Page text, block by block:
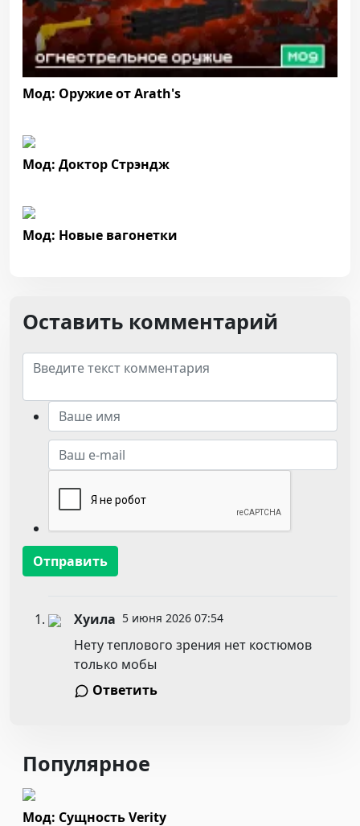
Мод: Оружие от Arath's
Мод: Доктор Стрэндж
Мод: Новые вагонетки
Оставить комментарий
Отправить
Хуила 5 июня 2026 07:54
Нету теплового зрения нет костюмов
только мобы
Ответить
Популярное
Мод: Сущность Verity